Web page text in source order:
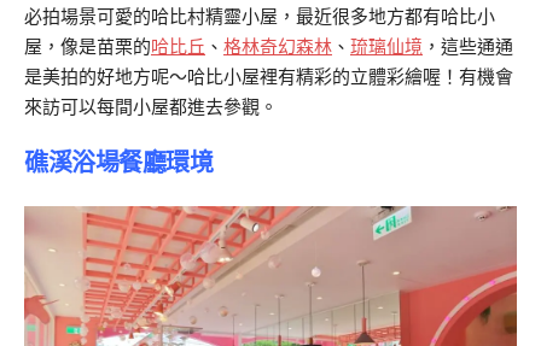
必拍場景可愛的哈比村精靈小屋，最近很多地方都有哈比小
屋，像是苗栗的哈比丘 、 格林奇幻森林 、 琉璃仙境 ，這些通通
是美拍的好地方呢～哈比小屋裡有精彩的立體彩繪喔！有機會
來訪可以每間小屋都進去參觀。
礁溪浴場餐廳環境